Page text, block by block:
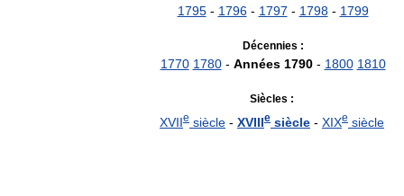
1795- 1796- 1797 - 1798- 1799
Décennies :
1770 1780- Années 1790- 1800 1810
Siècles :
XVIIe siècle - XVIIIe siècle - XIXe siècle